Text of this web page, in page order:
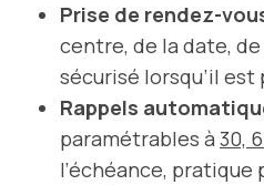
Prise de rendez-
centre, de la date,
sécurisé lorsqu’il est
Rappels
paramétrables à 30,
l’échéance,